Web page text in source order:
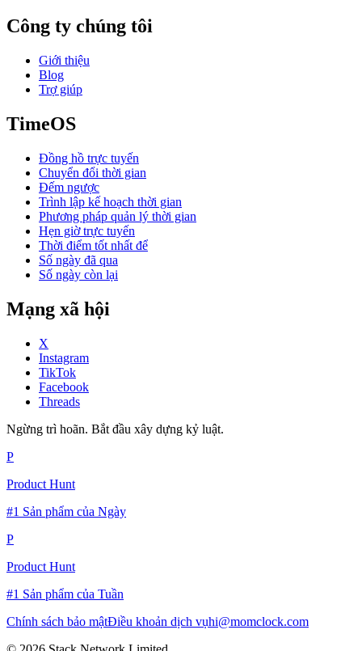
Công ty chúng tôi
Giới thiệu
Blog
Trợ giúp
TimeOS
Đồng hồ trực tuyến
Chuyển đổi thời gian
Đếm ngược
Trình lập kế hoạch thời gian
Phương pháp quản lý thời gian
Hẹn giờ trực tuyến
Thời điểm tốt nhất để
Số ngày đã qua
Số ngày còn lại
Mạng xã hội
X
Instagram
TikTok
Facebook
Threads
Ngừng trì hoãn. Bắt đầu xây dựng kỷ luật.
P
Product Hunt
#1 Sản phẩm của Ngày
P
Product Hunt
#1 Sản phẩm của Tuần
Chính sách bảo mậtĐiều khoản dịch vụhi@momclock.com